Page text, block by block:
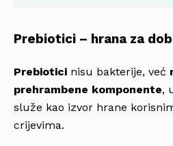
Prebiotici – hrana za
Prebiotici nisu bakterije, već
prehrambene komponente,
služe kao izvor hrane
crijevima.